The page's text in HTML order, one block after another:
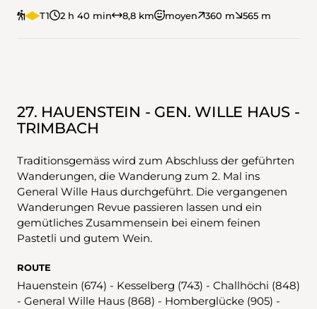
T1 2 h 40 min 8,8 km moyen 360 m 565 m
27. HAUENSTEIN - GEN. WILLE HAUS -
TRIMBACH
Traditionsgemäss wird zum Abschluss der geführten
Wanderungen, die Wanderung zum 2. Mal ins
General Wille Haus durchgeführt. Die vergangenen
Wanderungen Revue passieren lassen und ein
gemütliches Zusammensein bei einem feinen
Pastetli und gutem Wein.
ROUTE
Hauenstein (674) - Kesselberg (743) - Challhöchi (848)
- General Wille Haus (868) - Homberglücke (905) -